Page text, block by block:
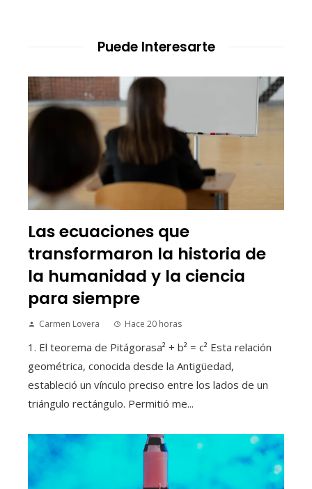
Puede Interesarte
Las ecuaciones que
transformaron la historia de
la humanidad y la ciencia
para siempre
Carmen Lovera Hace 20 horas
1. El teorema de Pitágorasa² + b² = c² Esta relación
geométrica, conocida desde la Antigüedad,
estableció un vínculo preciso entre los lados de un
triángulo rectángulo. Permitió me...